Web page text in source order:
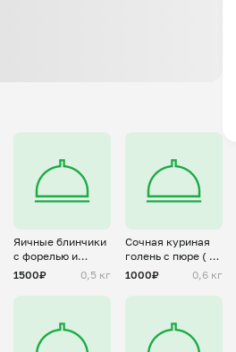
Яичные блинчики
с форелью и
творожным
1500₽ 0,5 кг
Сочная куриная
голень с пюре ( на
2 персоны)
1000₽ 0,6 кг